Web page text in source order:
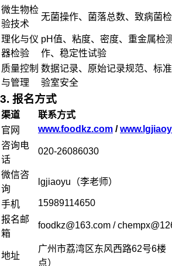
微生物检
验技术
无菌操作、菌落总数、致病菌
理化与仪
器检验
pH值、粘度、密度、重金属检
作、稳定性试验
质量控制
与管理
数据记录、原始记录规范、标
验室安全
3. 报名方式
渠道
联系方式
官网
www.foodkz.com /
咨询电
话
020-26086030
微信咨
询
lgjiaoyu（李老师）
手机
15989114650
报名邮
箱
foodkz@163.com /
地址
广州市荔湾区东风西路62号6楼
点）